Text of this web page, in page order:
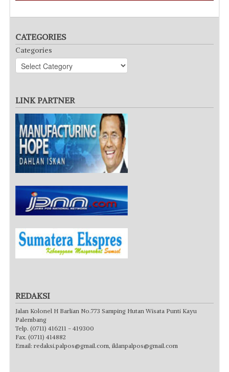
CATEGORIES
Categories
LINK PARTNER
REDAKSI
Jalan Kolonel H Barlian No.773 Samping Hutan Wisata Punti Kayu
Palembang
Telp. (0711) 416211 - 419300
Fax. (0711) 414882
Email: redaksi.palpos@gmail.com, iklanpalpos@gmail.com